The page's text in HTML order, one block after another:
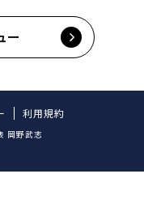
ー
利用規約
岡野武志